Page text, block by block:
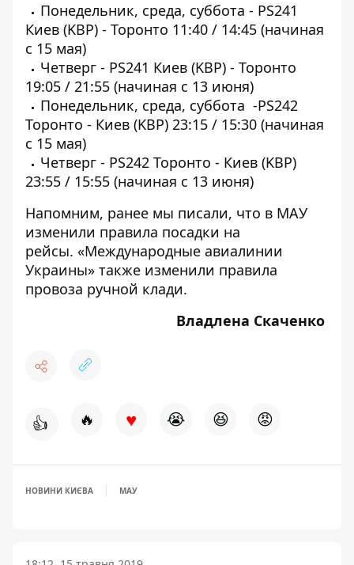
Понедельник, среда, суббота - PS241
Киев (KBP) - Торонто 11:40 / 14:45 (начиная
с 15 мая)
Четверг - PS241 Киев (KBP) - Торонто
19:05 / 21:55 (начиная с 13 июня)
Понедельник, среда, суббота -PS242
Торонто - Киев (KBP) 23:15 / 15:30 (начиная
с 15 мая)
Четверг - PS242 Торонто - Киев (KBP)
23:55 / 15:55 (начиная с 13 июня)
Напомним, ранее мы писали, что в МАУ
изменили правила посадки на
рейсы. «Международные авиалинии
Украины» также изменили правила
провоза ручной клади.
Владлена Скаченко
👍 🔥 ♥ 😭 😆 😡
НОВИНИ КИЄВА МАУ